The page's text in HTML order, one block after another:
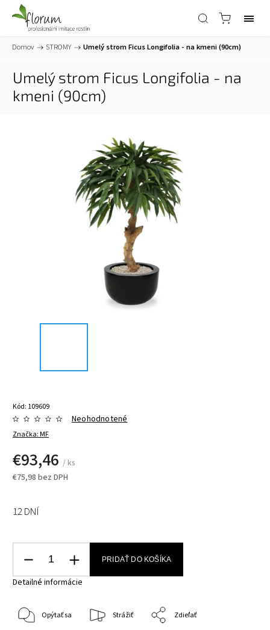
Domov / STROMY / Umelý strom Ficus Longifolia - na kmeni (90cm)
Umelý strom Ficus Longifolia - na
kmeni (90cm)
Kód: 109609
Značka:MF
Neohodnotené
€93,46 / ks
€75,98 bez DPH
12 DNÍ
PRIDAŤ DO KOŠÍKA
Detailné informácie
Opýtať sa Strážiť Zdieľať